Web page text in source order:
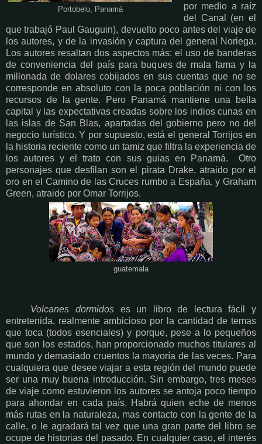
Portobelo, Panamá
por medio a raíz
del Canal (en el
que trabajó Paul Gauguin), devuelto poco antes del viaje de
los autores, y de la invasión y captura del general Noriega.
Los autores resaltan dos aspectos más: el uso de banderas
de conveniencia del país para buques de mala fama y la
millonada de dolares cobijados en sus cuentas que no se
corresponde en absoluto con la poca población ni con los
recursos de la gente. Pero Panamá mantiene una bella
capital y las expectativas creadas sobre los indios cunas en
las islas de San Blas, apartadas del gobierno pero no del
negocio turístico. Y por supuesto, está el general Torrijos en
la historia reciente como un tamiz que filtra la experiencia de
los autores y el trato con sus guias en Panamá. Otro
personajes que desfilan son el pirata Drake, atraido por el
oro en el Camino de las Cruces rumbo a España, y Graham
Green, atraido por Omar Torrijos.
guatemala
Volcanes dormidoses un libro de lectura fácil y
entretenida, realmente ambicioso por la cantidad de temas
que toca (todos esenciales) y porque, pese a lo pequeños
que son los estados, han proporcionado muchos titulares al
mundo y demasiado cruentos la mayoría de las veces. Para
cualquiera que desee viajar a esta región del mundo puede
ser una muy buena introducción. Sin embargo, tres meses
de viaje como estuvieron los autores se antoja poco tiempo
para ahondar en cada país. Habrá quien eche de menos
más rutas en la naturaleza, mas contacto con la gente de la
calle, o le agradará tal vez que una gran parte del libro se
ocupe de historias del pasado. En cualquier caso, el interés